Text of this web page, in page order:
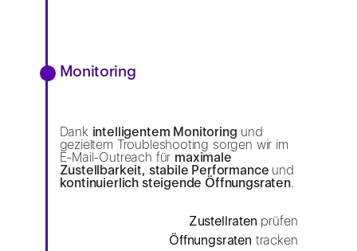
Monitoring
Dank intelligentem Monitoring und
gezieltem Troubleshooting sorgen wir im
E-Mail-Outreach für maximale
Zustellbarkeit, stabile Performance und
kontinuierlich steigende Öffnungsraten.
Zustellraten prüfen
Öffnungsraten tracken